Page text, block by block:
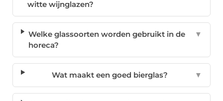
witte wijnglazen?
Welke glassoorten worden gebruikt in de
horeca?
▼
Wat maakt een goed bierglas? ▼